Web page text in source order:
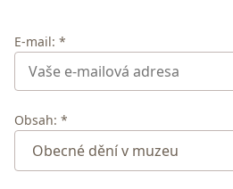
E-mail: *
Obsah: *